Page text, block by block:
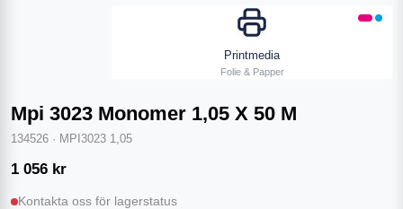
Printmedia
Folie & Papper
Mpi 3023 Monomer 1,05 X 50 M
134526 · MPI3023 1,05
1 056 kr
Kontakta oss för lagerstatus